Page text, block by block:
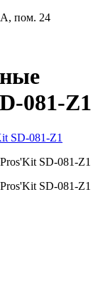
А, пом. 24
081-Z1